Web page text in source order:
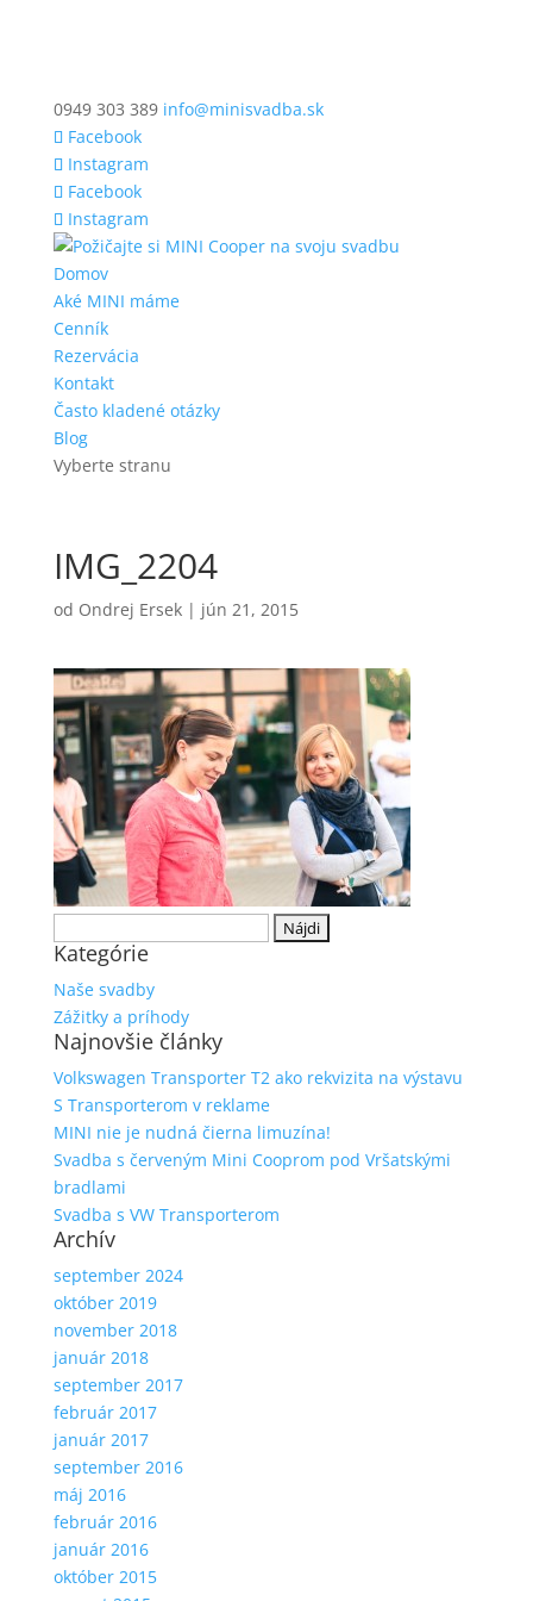
0949 303 389 info@minisvadba.sk
Facebook
Instagram
Facebook
Instagram
Domov
Aké MINI máme
Cenník
Rezervácia
Kontakt
Často kladené otázky
Blog
Vyberte stranu
IMG_2204
od Ondrej Ersek| jún 21, 2015
Kategórie
Naše svadby
Zážitky a príhody
Najnovšie články
Volkswagen Transporter T2 ako rekvizita na výstavu
S Transporterom v reklame
MINI nie je nudná čierna limuzína!
Svadba s červeným Mini Cooprom pod Vršatskými
bradlami
Svadba s VW Transporterom
Archív
september 2024
október 2019
november 2018
január 2018
september 2017
február 2017
január 2017
september 2016
máj 2016
február 2016
január 2016
október 2015